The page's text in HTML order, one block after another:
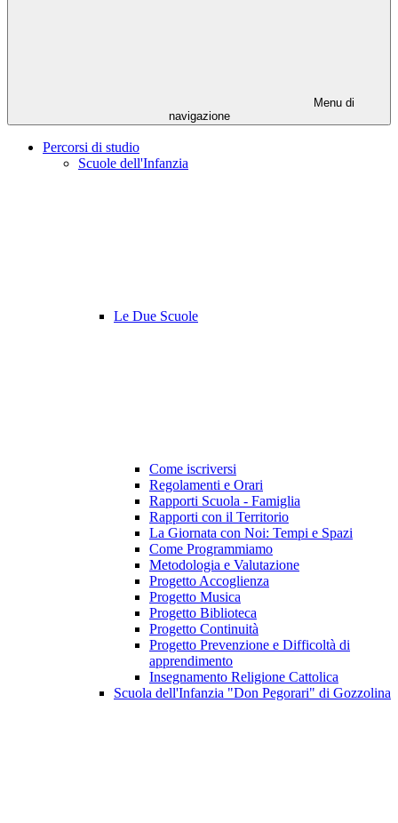
Menu di
navigazione
Percorsi di studio
Scuole dell'Infanzia
Le Due Scuole
Come iscriversi
Regolamenti e Orari
Rapporti Scuola - Famiglia
Rapporti con il Territorio
La Giornata con Noi: Tempi e Spazi
Come Programmiamo
Metodologia e Valutazione
Progetto Accoglienza
Progetto Musica
Progetto Biblioteca
Progetto Continuità
Progetto Prevenzione e Difficoltà di
apprendimento
Insegnamento Religione Cattolica
Scuola dell'Infanzia "Don Pegorari" di Gozzolina